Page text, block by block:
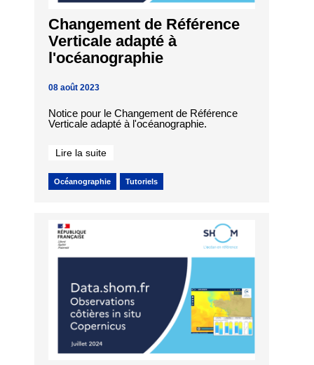
Changement de Référence
Verticale adapté à
l'océanographie
08 août 2023
Notice pour le Changement de Référence
Verticale adapté à l'océanographie.
Lire la suite
Océanographie Tutoriels